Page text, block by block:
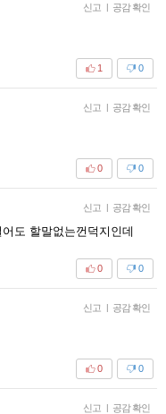
신고 | 공감 확인
0
1
신고 | 공감 확인
0
0
신고 | 공감 확인
도 할말없는껀덕지인데
0
0
신고 | 공감 확인
0
0
신고 | 공감 확인